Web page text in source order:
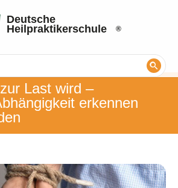
Deutsche
Heilpraktikerschule
Last wird –
erkennen